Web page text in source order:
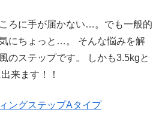
ろに手が届かない…。でも一般的
にちょっと…。 そんな悩みを解
のステップです。 しかも3.5kgと
来ます！！
ングステップAタイプ